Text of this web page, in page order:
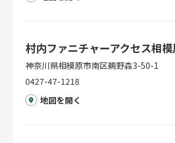
村内ファニチャーアクセス相
神奈川県相模原市南区鵜野森3-50-1
0427-47-1218
地図を開く